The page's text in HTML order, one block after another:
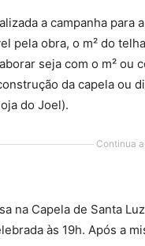
a campanha para
pela obra, o m² do
seja com o m² ou
da capela ou
do Joel).
Continua
na Capela de Santa
às 19h. Após a